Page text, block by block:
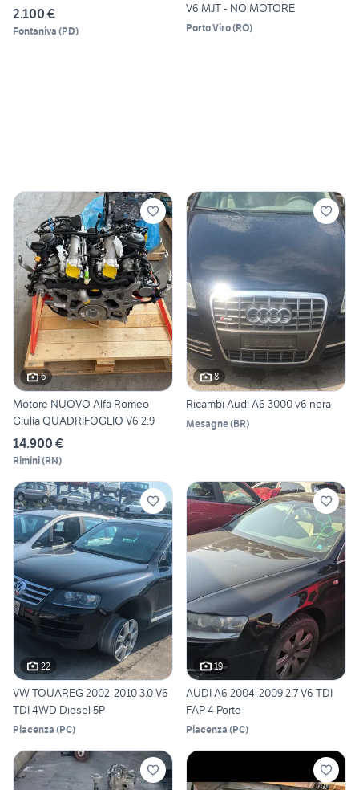
2.100 €
Fontaniva (PD)
V6 MJT - NO MOTORE
Porto Viro(RO)
6
Motore NUOVO Alfa Romeo
Giulia QUADRIFOGLIO V6 2.9
14.900 €
Rimini(RN)
8
Ricambi Audi A6 3000 v6 nera
Mesagne(BR)
22
VW TOUAREG 2002-2010 3.0 V6
TDI 4WD Diesel 5P
Piacenza (PC)
19
AUDI A6 2004-2009 2.7 V6 TDI
FAP 4 Porte
Piacenza (PC)